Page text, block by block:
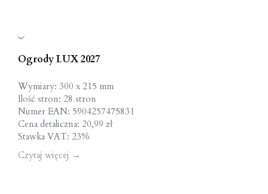
Ogrody LUX 2027
Wymiary: 300 x 215 mm
Ilość stron: 28 stron
Numer EAN: 5904257475831
Cena detaliczna: 20,99 zł
Stawka VAT: 23%
Czytaj więcej →